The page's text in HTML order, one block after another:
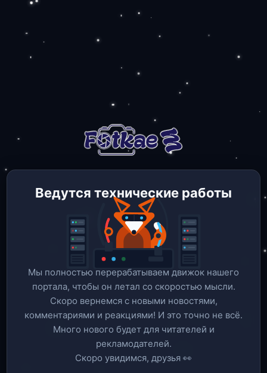
Ведутся технические работы
Мы полностью перерабатываем движок нашего
портала, чтобы он летал со скоростью мысли.
Скоро вернемся c новыми новостями,
комментариями и реакциями! И это точно не всё.
Много нового будет для читателей и
рекламодателей.
Скоро увидимся, друзья 👀